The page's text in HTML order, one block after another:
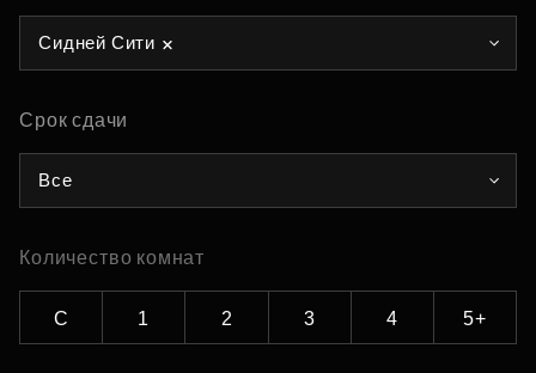
Сидней Сити
Срок сдачи
Все
Количество комнат
С 1 2 3 4 5+